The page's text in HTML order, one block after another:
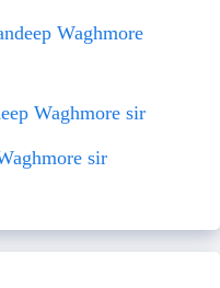
Waghmore
Waghmore sir
sir